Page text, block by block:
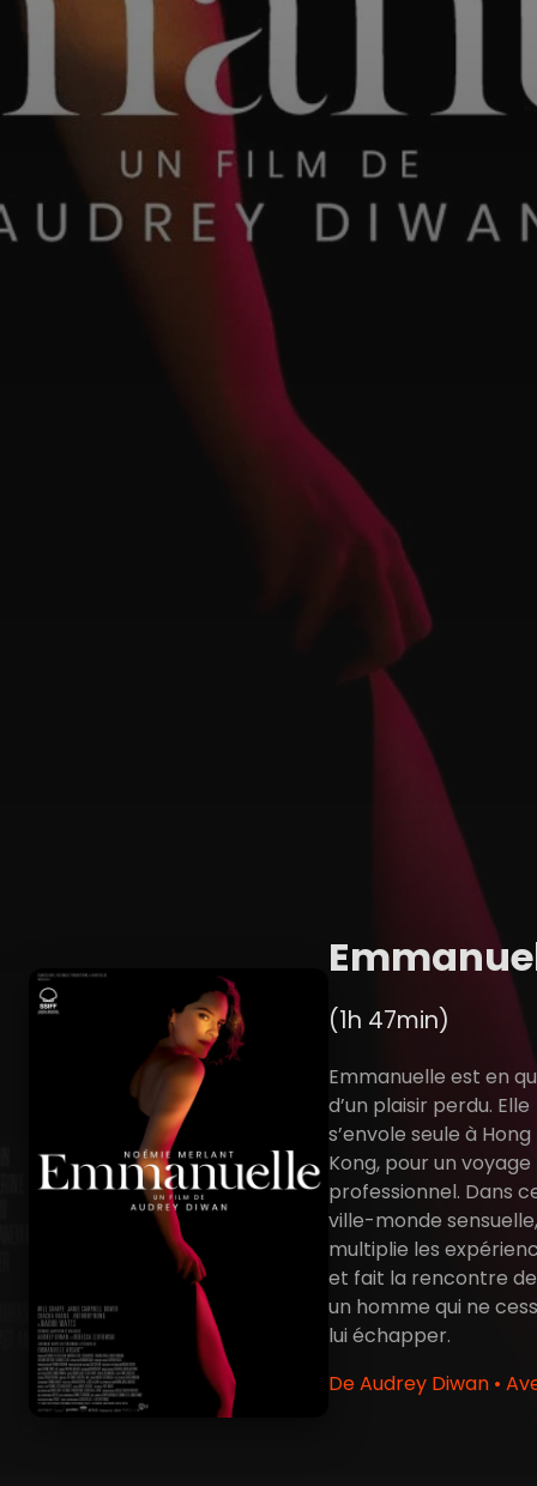
(1h 47min)
Emmanuelle est en
d’un plaisir perdu. Elle
s’envole seule à Hong
Kong, pour un voyage
professionnel. Dans
ville-monde
multiplie les
et fait la rencontre de
un homme qui ne
lui échapper.
De Audrey Diwan •